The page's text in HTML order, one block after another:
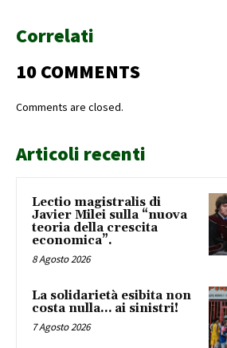
Correlati
10 COMMENTS
Comments are closed.
Articoli recenti
Lectio magistralis di
Javier Milei sulla “nuova
teoria della crescita
economica”.
8 Agosto 2026
La solidarietà esibita non
costa nulla… ai sinistri!
7 Agosto 2026